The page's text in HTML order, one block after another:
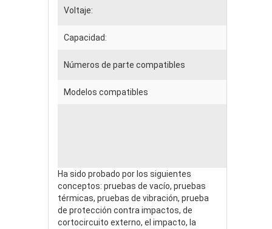
Voltaje:
Capacidad:
Números de parte compatibles
Modelos compatibles
Ha sido probado por los siguientes
conceptos: pruebas de vacío, pruebas
térmicas, pruebas de vibración, prueba
de protección contra impactos, de
cortocircuito externo, el impacto, la